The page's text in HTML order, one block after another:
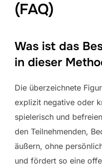
(FAQ)
Was ist das
in dieser
Die überzeichnete
explizit negative oder
spielerisch und
den Teilnehmenden,
äußern, ohne
und fördert so eine